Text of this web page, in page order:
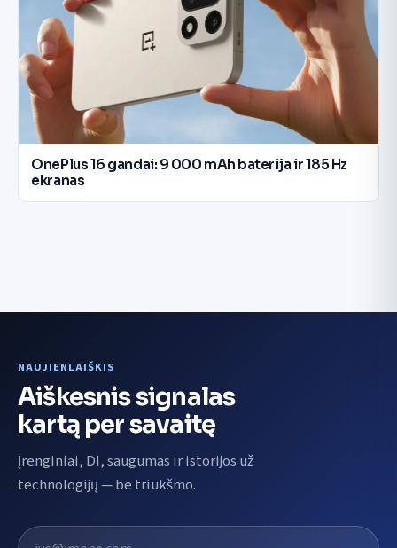
OnePlus 16 gandai: 9 000 mAh baterija ir 185 Hz
ekranas
NAUJIENLAIŠKIS
Aiškesnis signalas
kartą per savaitę
Įrenginiai, DI, saugumas ir istorijos už
technologijų — be triukšmo.
El. pašto adresas